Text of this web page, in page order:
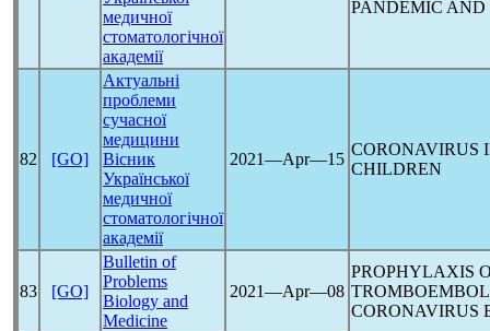
медичної
стоматологічної
академії
PANDEMIC AND
82 [GO]
Актуальні
проблеми
сучасної
медицини
Вісник
Української
медичної
стоматологічної
академії
2021―Apr―15
CORONAVIRUS
CHILDREN
83 [GO]
Bulletin of
Problems
Biology and
Medicine
2021―Apr―08
PROPHYLAXIS
CORONAVIRUS